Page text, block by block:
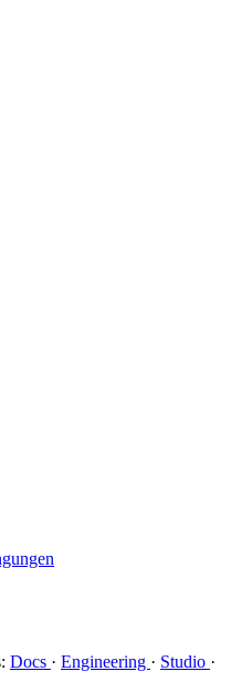
Docs · Engineering · Studio ·